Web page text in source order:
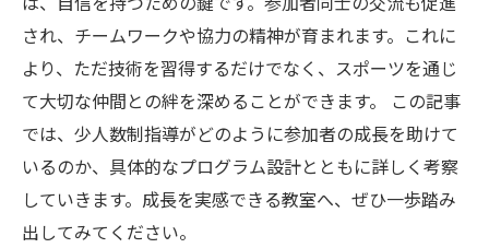
され、チームワークや協力の精神が育まれます。これに
より、ただ技術を習得するだけでなく、スポーツを通じ
て大切な仲間との絆を深めることができます。 この記事
では、少人数制指導がどのように参加者の成長を助けて
いるのか、具体的なプログラム設計とともに詳しく考察
していきます。成長を実感できる教室へ、ぜひ一歩踏み
出してみてください。